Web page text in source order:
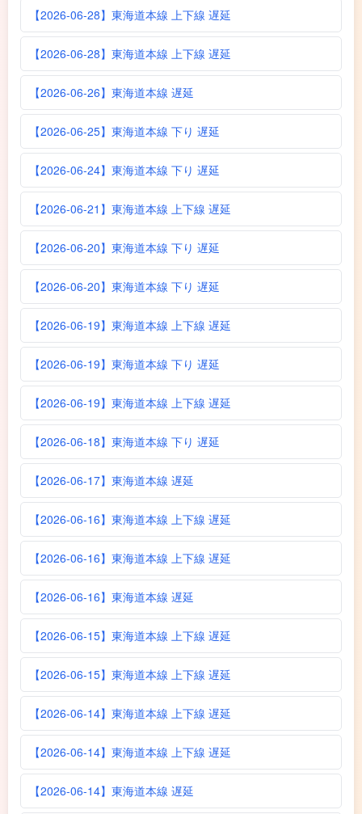
【2026-06-28】東海道本線 上下線 遅延
【2026-06-28】東海道本線 上下線 遅延
【2026-06-26】東海道本線 遅延
【2026-06-25】東海道本線 下り 遅延
【2026-06-24】東海道本線 下り 遅延
【2026-06-21】東海道本線 上下線 遅延
【2026-06-20】東海道本線 下り 遅延
【2026-06-20】東海道本線 下り 遅延
【2026-06-19】東海道本線 上下線 遅延
【2026-06-19】東海道本線 下り 遅延
【2026-06-19】東海道本線 上下線 遅延
【2026-06-18】東海道本線 下り 遅延
【2026-06-17】東海道本線 遅延
【2026-06-16】東海道本線 上下線 遅延
【2026-06-16】東海道本線 上下線 遅延
【2026-06-16】東海道本線 遅延
【2026-06-15】東海道本線 上下線 遅延
【2026-06-15】東海道本線 上下線 遅延
【2026-06-14】東海道本線 上下線 遅延
【2026-06-14】東海道本線 上下線 遅延
【2026-06-14】東海道本線 遅延